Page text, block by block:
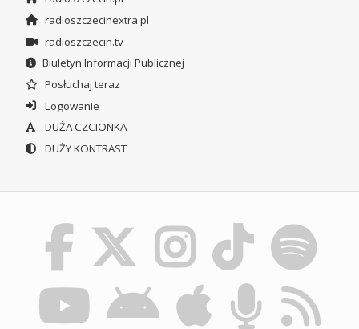
radioszczecinextra.pl
radioszczecin.tv
Biuletyn Informacji Publicznej
Posłuchaj teraz
Logowanie
DUŻA CZCIONKA
DUŻY KONTRAST